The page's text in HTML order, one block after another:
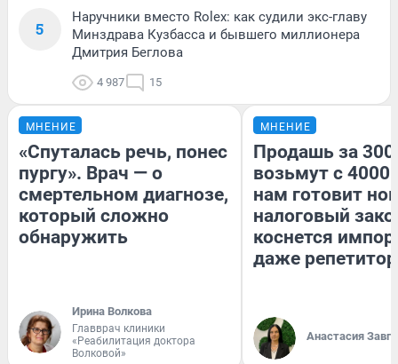
5
Наручники вместо Rolex: как судили экс-главу
Минздрава Кузбасса и бывшего миллионера
Дмитрия Беглова
4 987 15
МНЕНИЕ
«Спуталась речь, понес
пургу». Врач — о
смертельном диагнозе,
который сложно
обнаружить
Ирина Волкова
Главврач клиники
«Реабилитация доктора
Волковой»
МНЕНИЕ
Продашь за
возьмут с
нам готовит
налоговый
коснется
даже
Анастасия